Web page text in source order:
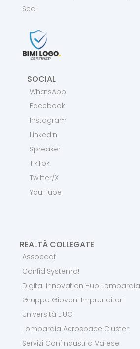
Sedi
SOCIAL
WhatsApp
Facebook
Instagram
LinkedIn
Spreaker
TikTok
Twitter/X
You Tube
REALTÀ COLLEGATE
Assocaaf
ConfidiSystema!
Digital Innovation Hub Lombardia
Gruppo Giovani Imprenditori
Università LIUC
Lombardia Aerospace Cluster
Servizi Confindustria Varese